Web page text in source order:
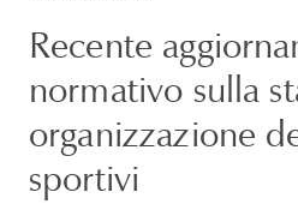
Recente
normativo sulla
organizzazione
sportivi